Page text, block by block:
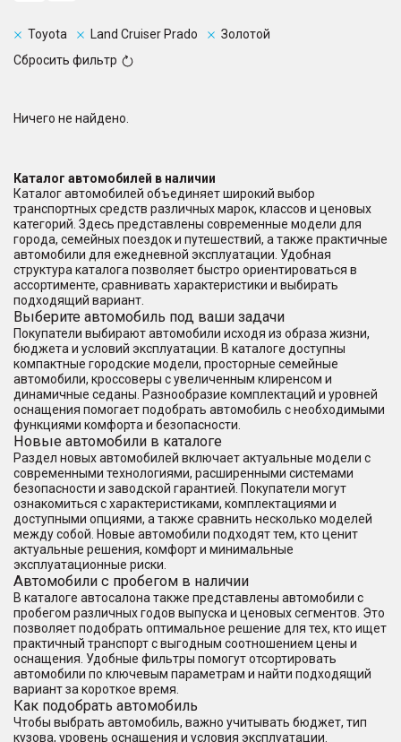
Toyota Land Cruiser Prado
Золотой
Сбросить фильтр
Ничего не найдено.
Каталог автомобилей в наличии
Каталог автомобилей объединяет широкий выбор
транспортных средств различных марок, классов и ценовых
категорий. Здесь представлены современные модели для
города, семейных поездок и путешествий, а также практичные
автомобили для ежедневной эксплуатации. Удобная
структура каталога позволяет быстро ориентироваться в
ассортименте, сравнивать характеристики и выбирать
подходящий вариант.
Выберите автомобиль под ваши задачи
Покупатели выбирают автомобили исходя из образа жизни,
бюджета и условий эксплуатации. В каталоге доступны
компактные городские модели, просторные семейные
автомобили, кроссоверы с увеличенным клиренсом и
динамичные седаны. Разнообразие комплектаций и уровней
оснащения помогает подобрать автомобиль с необходимыми
функциями комфорта и безопасности.
Новые автомобили в каталоге
Раздел новых автомобилей включает актуальные модели с
современными технологиями, расширенными системами
безопасности и заводской гарантией. Покупатели могут
ознакомиться с характеристиками, комплектациями и
доступными опциями, а также сравнить несколько моделей
между собой. Новые автомобили подходят тем, кто ценит
актуальные решения, комфорт и минимальные
эксплуатационные риски.
Автомобили с пробегом в наличии
В каталоге автосалона также представлены автомобили с
пробегом различных годов выпуска и ценовых сегментов. Это
позволяет подобрать оптимальное решение для тех, кто ищет
практичный транспорт с выгодным соотношением цены и
оснащения. Удобные фильтры помогут отсортировать
автомобили по ключевым параметрам и найти подходящий
вариант за короткое время.
Как подобрать автомобиль
Чтобы выбрать автомобиль, важно учитывать бюджет, тип
кузова, уровень оснащения и условия эксплуатации.